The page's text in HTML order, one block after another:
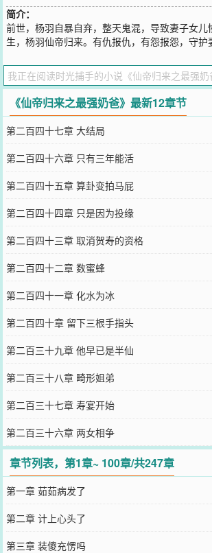
简介：
前世，杨羽自暴自弃，整天鬼混，导致妻子女儿
生，杨羽仙帝归来。有仇报仇，有怨报怨，守护
您要是觉得《仙帝归来之最强奶爸》还不错的话
和微博微信里的朋友推荐哦！
《仙帝归来之最强奶爸》最新12章节
第二百四十七章 大结局
第二百四十六章 只有三年能活
第二百四十五章 算卦变拍马屁
第二百四十四章 只是因为投缘
第二百四十三章 取消贺寿的资格
第二百四十二章 数蜜蜂
第二百四十一章 化水为冰
第二百四十章 留下三根手指头
第二百三十九章 他早已是半仙
第二百三十八章 畸形姐弟
第二百三十七章 寿宴开始
第二百三十六章 两女相争
章节列表，第1章~ 100章/共247章
第一章 茹茹病发了
第二章 计上心头了
第三章 装傻充愣吗